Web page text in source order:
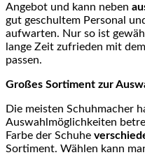
Angebot und kann neben
gut geschultem Personal
aufwarten. Nur so ist
lange Zeit zufrieden mit
passen.
Großes Sortiment zur
Die meisten Schuhmacher
Auswahlmöglichkeiten
Farbe der Schuhe
Sortiment. Wählen kann